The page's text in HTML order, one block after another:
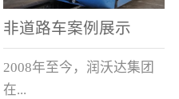
非道路车案例展示
2008年至今，润沃达集团
在...